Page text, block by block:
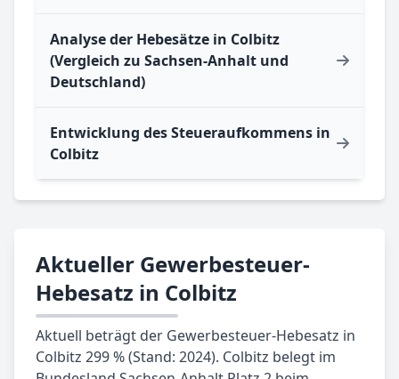
Analyse der Hebesätze in Colbitz
(Vergleich zu Sachsen-Anhalt und
Deutschland)
Entwicklung des Steueraufkommens in
Colbitz
Aktueller Gewerbesteuer-
Hebesatz in Colbitz
Aktuell beträgt der Gewerbesteuer-Hebesatz in
Colbitz 299 % (Stand: 2024). Colbitz belegt im